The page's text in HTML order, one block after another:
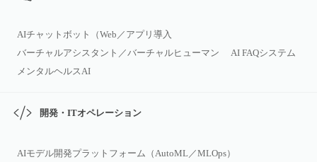
AIチャットボット（Web／アプリ導入
バーチャルアシスタント／バーチャルヒューマン
AI FAQシステム
メンタルヘルスAI
開発・ITオペレーション
AIモデル開発プラットフォーム（AutoML／MLOps）